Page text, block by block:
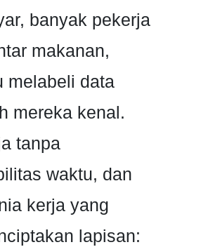
banyak pekerja
makanan,
melabeli data
mereka kenal.
tanpa
waktu, dan
kerja yang
lapisan: